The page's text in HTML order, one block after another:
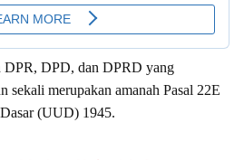
DPR, DPD, dan DPRD yang
sekali merupakan amanah Pasal 22E
(UUD) 1945.